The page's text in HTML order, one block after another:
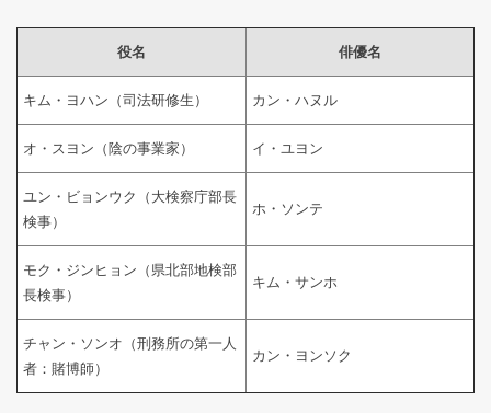
役名 俳優名
キム・ヨハン（司法研修生） カン・ハヌル
オ・スヨン（陰の事業家） イ・ユヨン
ユン・ビョンウク（大検察庁部長
検事）
ホ・ソンテ
モク・ジンヒョン（県北部地検部
長検事）
キム・サンホ
チャン・ソンオ（刑務所の第一人
者：賭博師）
カン・ヨンソク